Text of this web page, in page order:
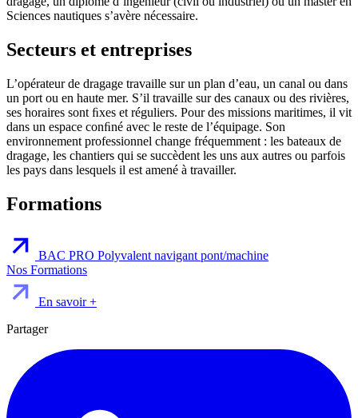
Sciences nautiques s’avère nécessaire.
Secteurs et entreprises
L’opérateur de dragage travaille sur un plan d’eau, un canal ou dans
un port ou en haute mer. S’il travaille sur des canaux ou des rivières,
ses horaires sont ﬁxes et réguliers. Pour des missions maritimes, il vit
dans un espace conﬁné avec le reste de l’équipage. Son
environnement professionnel change fréquemment : les bateaux de
dragage, les chantiers qui se succèdent les uns aux autres ou parfois
les pays dans lesquels il est amené à travailler.
Formations
BAC PRO Polyvalent navigant pont/machine
Nos Formations
En savoir +
Partager